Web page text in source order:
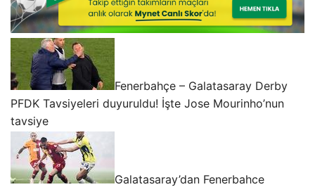
Fenerbahçe – Galatasaray Derby
PFDK Tavsiyeleri duyuruldu! İşte Jose Mourinho’nun
tavsiye
Galatasaray’dan Fenerbahce